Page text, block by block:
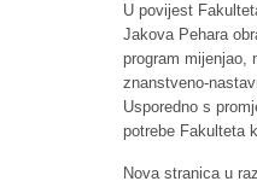
U povijest
Jakova Pehara
program mijenjao,
znanstveno-
Usporedno s
potrebe Fakulteta
Nova stranica u